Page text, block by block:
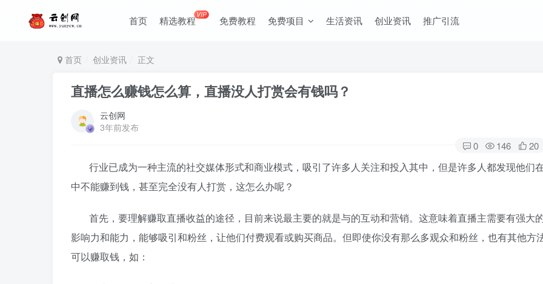
首页 精选教程VIP 免费教程 免费项目 生活资讯 创业资讯 推广引流
首页 创业资讯 正文
直播怎么赚钱怎么算，直播没人打赏会有钱吗？
云创网
3年前发布
0 146 20
行业已成为一种主流的社交媒体形式和商业模式，吸引了许多人关注和投入其中，但是许多人都发现他们
中不能赚到钱，甚至完全没有人打赏，这怎么办呢？
首先，要理解赚取直播收益的途径，目前来说最主要的就是与的互动和营销。这意味着直播主需要有强大
影响力和能力，能够吸引和粉丝，让他们付费观看或购买商品。但即使你没有那么多观众和粉丝，也有其他方
可以赚取钱，如：